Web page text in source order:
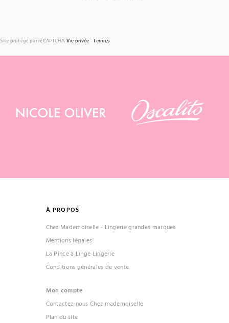
Site protégé par reCAPTCHA.Vie privée -Termes
À PROPOS
Chez Mademoiselle - Lingerie grandes marques
Mentions légales
La Pince à Linge Lingerie
Conditions générales de vente
Mon compte
Contactez-nous Chez mademoiselle
Plan du site